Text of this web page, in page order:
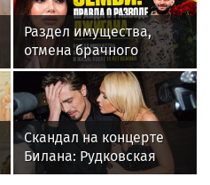
Раздел имущества,
отмена брачного
контракта и новые
слухи: как живет
Джиган после развода с
Оксаной Самойловой
Скандал на концерте
Билана: Рудковская
прокомментировала и